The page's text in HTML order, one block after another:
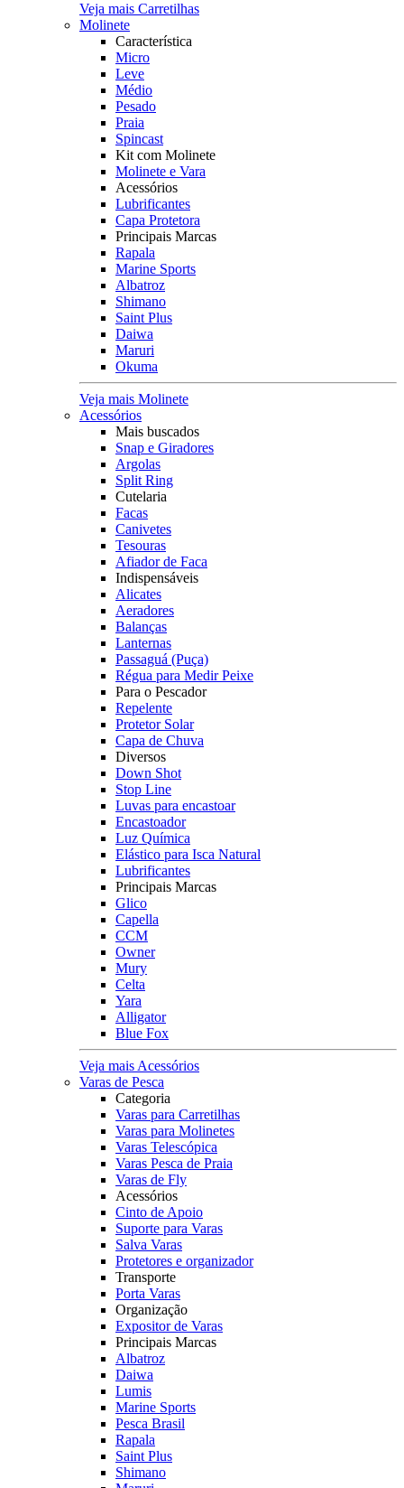
Veja mais Carretilhas
Molinete
Característica
Micro
Leve
Médio
Pesado
Praia
Spincast
Kit com Molinete
Molinete e Vara
Acessórios
Lubrificantes
Capa Protetora
Principais Marcas
Rapala
Marine Sports
Albatroz
Shimano
Saint Plus
Daiwa
Maruri
Okuma
Veja mais Molinete
Acessórios
Mais buscados
Snap e Giradores
Argolas
Split Ring
Cutelaria
Facas
Canivetes
Tesouras
Afiador de Faca
Indispensáveis
Alicates
Aeradores
Balanças
Lanternas
Passaguá (Puça)
Régua para Medir Peixe
Para o Pescador
Repelente
Protetor Solar
Capa de Chuva
Diversos
Down Shot
Stop Line
Luvas para encastoar
Encastoador
Luz Química
Elástico para Isca Natural
Lubrificantes
Principais Marcas
Glico
Capella
CCM
Owner
Mury
Celta
Yara
Alligator
Blue Fox
Veja mais Acessórios
Varas de Pesca
Categoria
Varas para Carretilhas
Varas para Molinetes
Varas Telescópica
Varas Pesca de Praia
Varas de Fly
Acessórios
Cinto de Apoio
Suporte para Varas
Salva Varas
Protetores e organizador
Transporte
Porta Varas
Organização
Expositor de Varas
Principais Marcas
Albatroz
Daiwa
Lumis
Marine Sports
Pesca Brasil
Rapala
Saint Plus
Shimano